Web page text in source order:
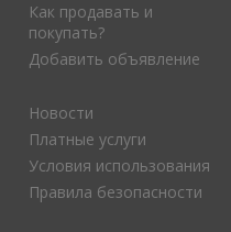
Как продавать и
покупать?
Добавить объявление
Новости
Платные услуги
Условия использования
Правила безопасности